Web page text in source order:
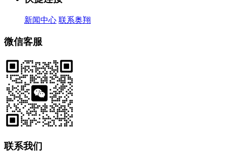
新闻中心 联系奥翔
微信客服
联系我们